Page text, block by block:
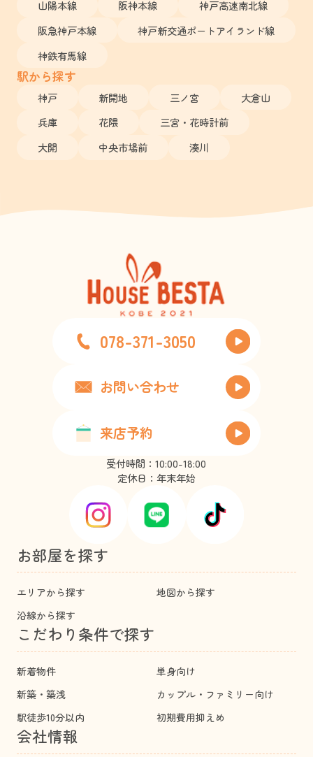
山陽本線
阪神本線
神戸高速南北線
阪急神戸本線
神戸新交通ポートアイランド線
神鉄有馬線
駅から探す
神戸 新開地 三ノ宮
大倉山
兵庫
花隈
三宮・花時計前
大開
中央市場前 湊川
078-371-3050
お問い合わせ
来店予約
受付時間：10:00-18:00
定休日：年末年始
お部屋を探す
エリアから探す
地図から探す
沿線から探す
こだわり条件で探す
新着物件
単身向け
新築・築浅
カップル・ファミリー向け
駅徒歩10分以内
初期費用抑えめ
会社情報